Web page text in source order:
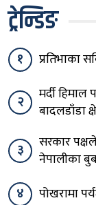
ट्रेन्डिङ
१ प्रतिभाका
२
मर्दी
बादलडाँडा
३
सरकार
नेपालीका
४
पोखरामा